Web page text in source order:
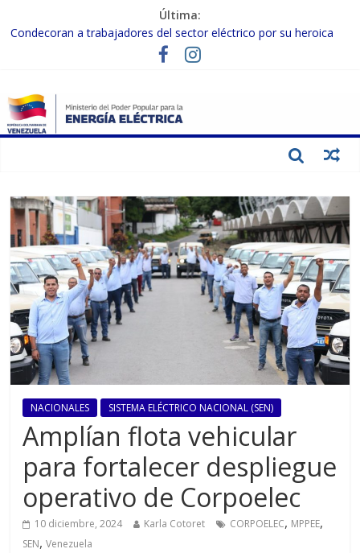
Última:
Condecoran a trabajadores del sector eléctrico por su heroica
labor tras el doble sismo del 24-J
Gobierno Nacional coordina acciones con el sector privado para
Inspeccionan trabajos de rehabilitación en instalaciones del SEN
en Carabobo
Gobierno Nacional activa plan preventivo para fortalecer el SEN
NACIONALES SISTEMA ELÉCTRICO NACIONAL (SEN)
Amplían flota vehicular
para fortalecer despliegue
operativo de Corpoelec
10 diciembre, 2024 Karla Cotoret CORPOELEC, MPPEE,
SEN,Venezuela